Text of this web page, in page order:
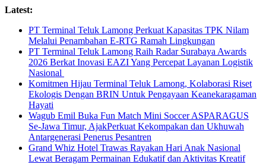
Skip
content
Latest:
PT Terminal Teluk Lamong Perkuat Kapasitas TPK Nilam
Melalui Penambahan E-RTG Ramah Lingkungan
PT Terminal Teluk Lamong Raih Radar Surabaya Awards
2026 Berkat Inovasi EAZI Yang Percepat Layanan Logistik
Nasional
Komitmen Hijau Terminal Teluk Lamong, Kolaborasi Riset
Ekologis Dengan BRIN Untuk Pengayaan Keanekaragaman
Hayati
Wagub Emil Buka Fun Match Mini Soccer ASPARAGUS
Se-Jawa Timur, AjakPerkuat Kekompakan dan Ukhuwah
Antargenerasi Penerus Pesantren
Grand Whiz Hotel Trawas Rayakan Hari Anak Nasional
Lewat Beragam Permainan Edukatif dan Aktivitas Kreatif